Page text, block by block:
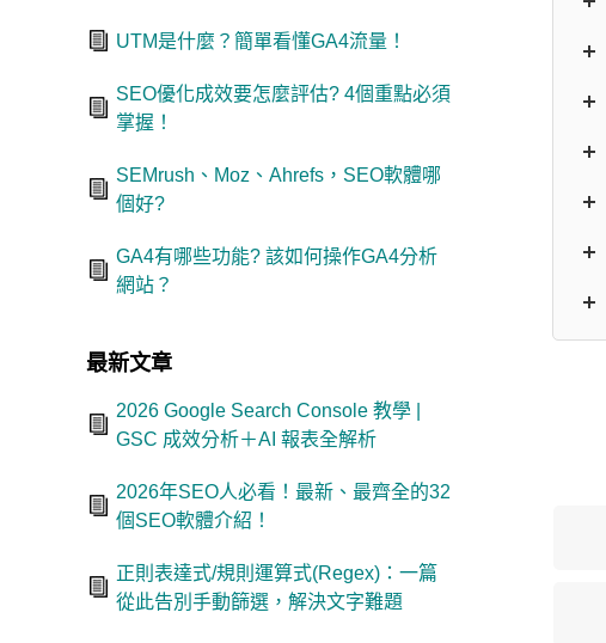
UTM是什麼？簡單看懂GA4流量！
SEO優化成效要怎麼評估? 4個重點必須
掌握！
SEMrush、Moz、Ahrefs，SEO軟體哪
個好?
GA4有哪些功能? 該如何操作GA4分析
網站？
最新文章
2026 Google Search Console 教學 |
GSC 成效分析＋AI 報表全解析
2026年SEO人必看！最新、最齊全的32
個SEO軟體介紹！
正則表達式/規則運算式(Regex)：一篇
從此告別手動篩選，解決文字難題